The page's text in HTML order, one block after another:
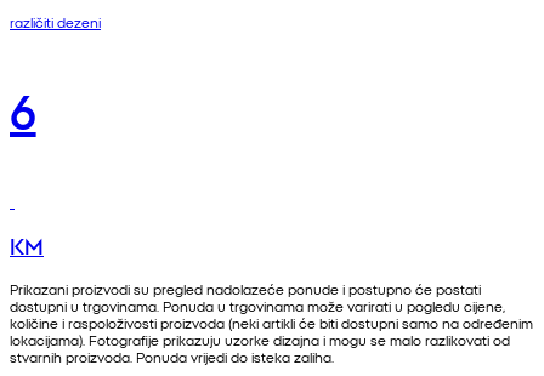
različiti dezeni
6
KM
Prikazani proizvodi su pregled nadolazeće ponude i postupno će postati
dostupni u trgovinama. Ponuda u trgovinama može varirati u pogledu cijene,
količine i raspoloživosti proizvoda (neki artikli će biti dostupni samo na određenim
lokacijama). Fotografije prikazuju uzorke dizajna i mogu se malo razlikovati od
stvarnih proizvoda. Ponuda vrijedi do isteka zaliha.